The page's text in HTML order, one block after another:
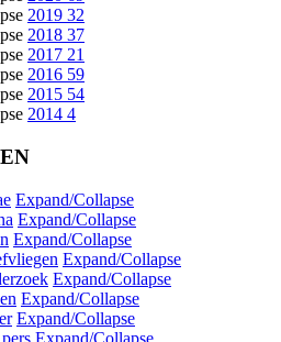
2019 32
2018 37
2017 21
2016 59
2015 54
2014 4
Expand/Collapse
Expand/Collapse
Expand/Collapse
Expand/Collapse
Expand/Collapse
Expand/Collapse
Expand/Collapse
Expand/Collapse